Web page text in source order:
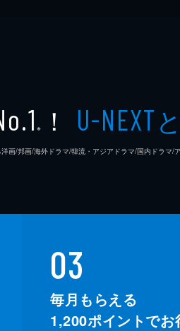
※ ！ U-NEXT
/邦画/海外ドラマ/韓流・アジアドラマ/国内ドラマ/
03
毎月もらえる
1,200ポイントでお